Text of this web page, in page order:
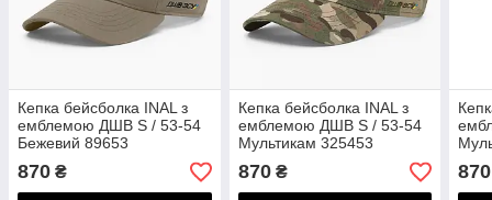
Кепка бейсболка INAL з
емблемою ДШВ S / 53-54
Бежевий 89653
870 ₴
Кепка бейсболка INAL з
емблемою ДШВ S / 53-54
Мультикам 325453
870₴ 870